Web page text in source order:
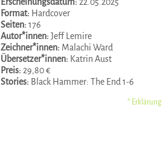
Format: Hardcover
Seiten: 176
Autor*innen: Jeff Lemire
Zeichner*innen: Malachi Ward
Übersetzer*innen: Katrin Aust
Preis: 29,80 €
Stories: Black Hammer: The End 1-6
* Erklärung